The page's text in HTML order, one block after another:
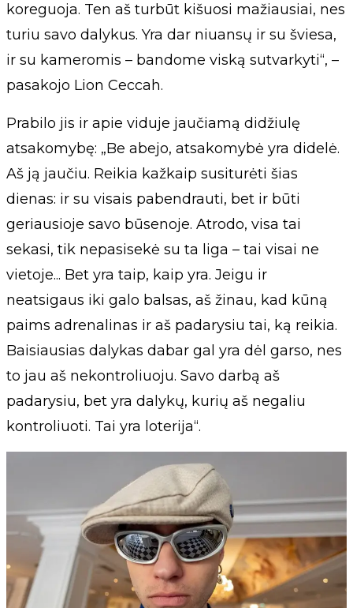
koreguoja. Ten aš turbūt kišuosi mažiausiai, nes
turiu savo dalykus. Yra dar niuansų ir su šviesa,
ir su kameromis – bandome viską sutvarkyti“, –
pasakojo Lion Ceccah.
Prabilo jis ir apie viduje jaučiamą didžiulę
atsakomybę: „Be abejo, atsakomybė yra didelė.
Aš ją jaučiu. Reikia kažkaip susiturėti šias
dienas: ir su visais pabendrauti, bet ir būti
geriausioje savo būsenoje. Atrodo, visa tai
sekasi, tik nepasisekė su ta liga – tai visai ne
vietoje... Bet yra taip, kaip yra. Jeigu ir
neatsigaus iki galo balsas, aš žinau, kad kūną
paims adrenalinas ir aš padarysiu tai, ką reikia.
Baisiausias dalykas dabar gal yra dėl garso, nes
to jau aš nekontroliuoju. Savo darbą aš
padarysiu, bet yra dalykų, kurių aš negaliu
kontroliuoti. Tai yra loterija“.